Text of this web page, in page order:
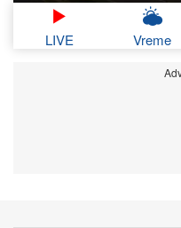
LIVE Vreme